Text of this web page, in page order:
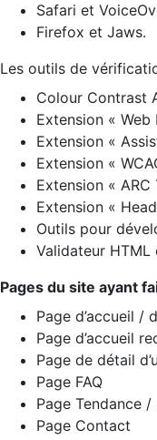
Safari et
Firefox et Jaws.
Les outils de
Colour Contrast
Extension «
Extension «
Extension «
Extension «
Extension «
Outils pour
Validateur HTML
Pages du site ayant
Page d’accueil /
Page d’accueil
Page de détail
Page FAQ
Page Tendance
Page Contact